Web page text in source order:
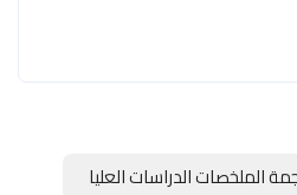
الملخصات الدراسات العليا